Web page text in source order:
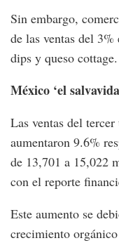
Sin embargo,
de las ventas del
dips y queso cottage.
México ‘el
Las ventas del
aumentaron 9.6%
de 13,701 a 15,022
con el reporte
Este aumento se
crecimiento